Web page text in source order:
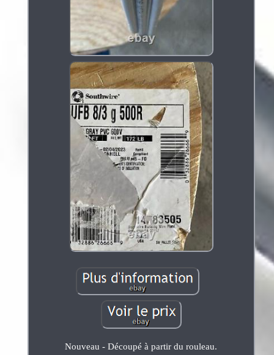
Nouveau - Découpé à partir du rouleau.